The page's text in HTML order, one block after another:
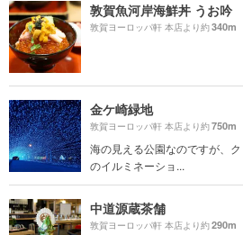
敦賀魚河岸海鮮丼 うお吟
敦賀ヨーロッパ軒 本店より約340m
金ケ崎緑地
敦賀ヨーロッパ軒 本店より約750m
海の見える公園なのですが、
のイルミネーショ...
中道源蔵茶舗
敦賀ヨーロッパ軒 本店より約290m